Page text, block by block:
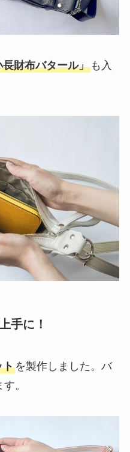
長財布バタール」も入
手に！
トを製作しました。バ
。